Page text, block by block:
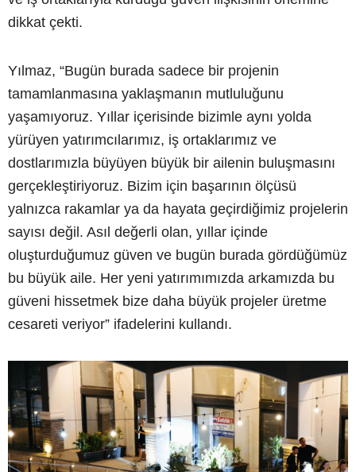
dikkat çekti.
Yılmaz, “Bugün burada sadece bir projenin
tamamlanmasına yaklaşmanın mutluluğunu
yaşamıyoruz. Yıllar içerisinde bizimle aynı yolda
yürüyen yatırımcılarımız, iş ortaklarımız ve
dostlarımızla büyüyen büyük bir ailenin buluşmasını
gerçekleştiriyoruz. Bizim için başarının ölçüsü
yalnızca rakamlar ya da hayata geçirdiğimiz projelerin
sayısı değil. Asıl değerli olan, yıllar içinde
oluşturduğumuz güven ve bugün burada gördüğümüz
bu büyük aile. Her yeni yatırımımızda arkamızda bu
güveni hissetmek bize daha büyük projeler üretme
cesareti veriyor” ifadelerini kullandı.